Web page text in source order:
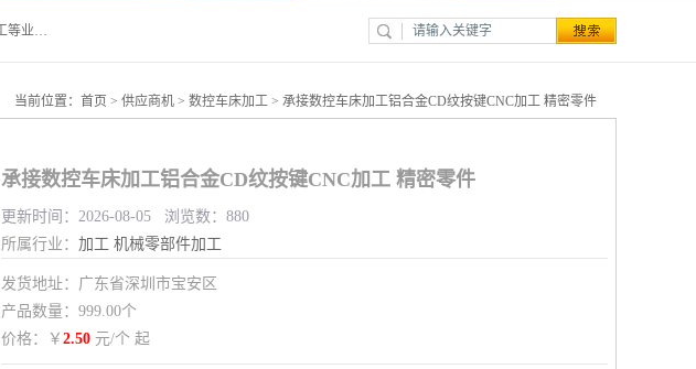
深圳市宝安区石岩瑞鑫五金制品厂主要经营丝杆加工、恒压阀、长轴加工、数控车床加工、叶轮、车铣复合加工等业务,深圳市宝安区石岩瑞鑫五金制品厂产品广泛应用于按摩椅、各类阀门、电机等石化类、机械类产品.
当前位置： 首页 > 供应商机 > 数控车床加工 > 承接数控车床加工铝合金CD纹按键CNC加工 精密零件
承接数控车床加工铝合金CD纹按键CNC加工 精密零件
更新时间：2026-08-05 浏览数：880
所属行业： 加工 机械零部件加工
发货地址：广东省深圳市宝安区
产品数量：999.00个
价格：￥ 2.50 元/个 起